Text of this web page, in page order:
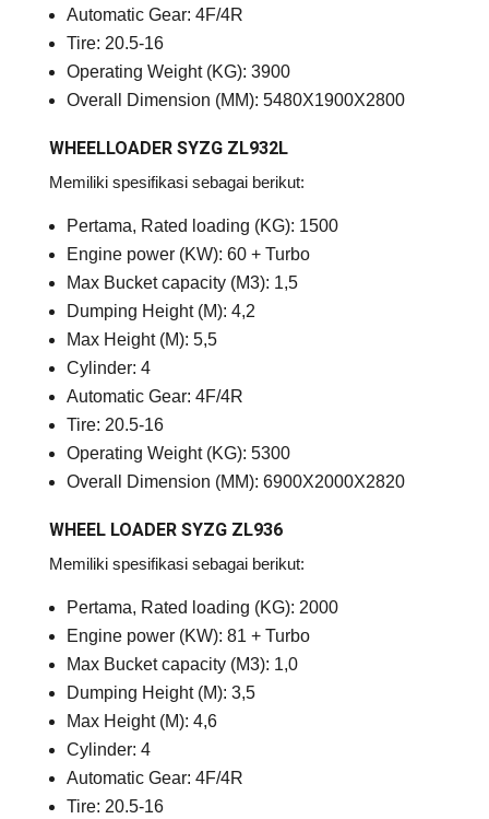
Automatic Gear: 4F/4R
Tire: 20.5-16
Operating Weight (KG): 3900
Overall Dimension (MM): 5480X1900X2800
WHEELLOADER SYZG ZL932L
Memiliki spesifikasi sebagai berikut:
Pertama, Rated loading (KG): 1500
Engine power (KW): 60 + Turbo
Max Bucket capacity (M3): 1,5
Dumping Height (M): 4,2
Max Height (M): 5,5
Cylinder: 4
Automatic Gear: 4F/4R
Tire: 20.5-16
Operating Weight (KG): 5300
Overall Dimension (MM): 6900X2000X2820
WHEEL LOADER SYZG ZL936
Memiliki spesifikasi sebagai berikut:
Pertama, Rated loading (KG): 2000
Engine power (KW): 81 + Turbo
Max Bucket capacity (M3): 1,0
Dumping Height (M): 3,5
Max Height (M): 4,6
Cylinder: 4
Automatic Gear: 4F/4R
Tire: 20.5-16